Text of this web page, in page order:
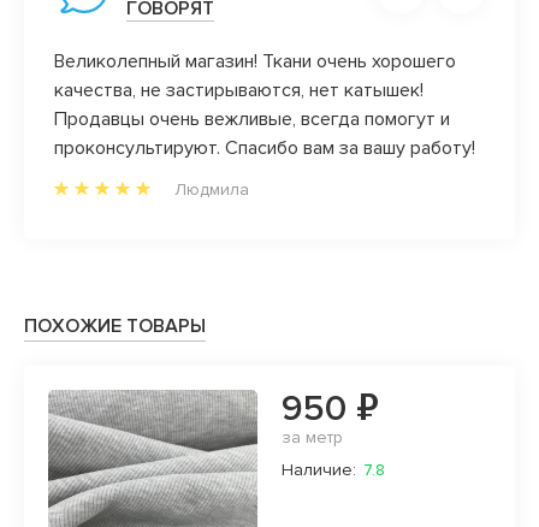
ГОВОРЯТ
Великолепный магазин! Ткани очень хорошего
качества, не застирываются, нет катышек!
Продавцы очень вежливые, всегда помогут и
проконсультируют. Спасибо вам за вашу работу!
Людмила
ПОХОЖИЕ ТОВАРЫ
950 ₽
за метр
Наличие: 7.8